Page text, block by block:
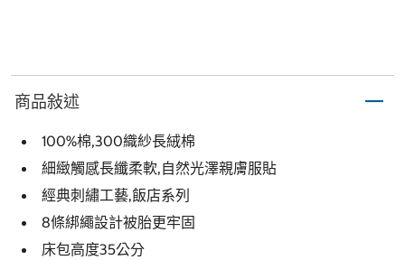
商品敍述
100%棉,300織紗長絨棉
細緻觸感長纖柔軟,自然光澤親膚服貼
經典刺繡工藝,飯店系列
8條綁繩設計被胎更牢固
床包高度35公分